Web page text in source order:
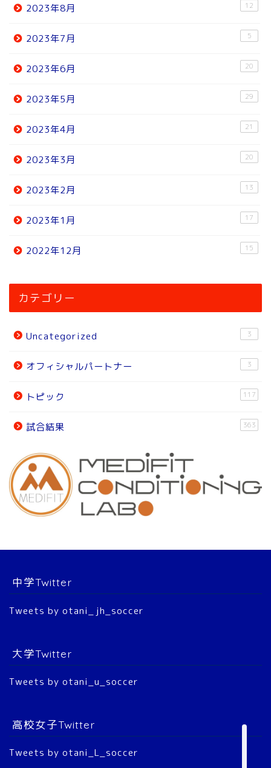
2023年8月 12
2023年7月 5
2023年6月 20
2023年5月 29
2023年4月 21
2023年3月 20
2023年2月 13
2023年1月 17
2022年12月 15
カテゴリー
Uncategorized 3
オフィシャルパートナー 3
トピック 117
試合結果 363
中学Twitter
Tweets by otani_jh_soccer
大学Twitter
Tweets by otani_u_soccer
高校女子Twitter
Tweets by otani_L_soccer
ニュース
チーム紹介
チーム紹介
選 手